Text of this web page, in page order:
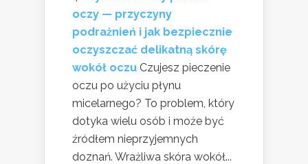
oczy — przyczyny
podrażnień i jak bezpiecznie
oczyszczać delikatną skórę
wokół oczu Czujesz pieczenie
oczu po użyciu płynu
micelarnego? To problem, który
dotyka wielu osób i może być
źródłem nieprzyjemnych
doznań. Wrażliwa skóra wokół...